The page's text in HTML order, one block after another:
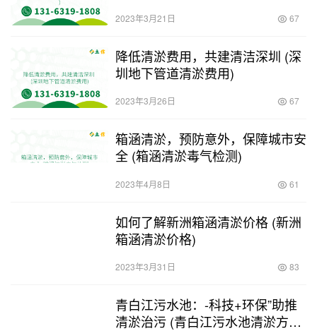
2023年3月21日 67
降低清淤费用，共建清洁深圳 (深
圳地下管道清淤费用)
2023年3月26日 67
箱涵清淤，预防意外，保障城市安
全 (箱涵清淤毒气检测)
2023年4月8日 61
如何了解新洲箱涵清淤价格 (新洲
箱涵清淤价格)
2023年3月31日 83
青白江污水池：-科技+环保”助推
清淤治污 (青白江污水池清淤方案